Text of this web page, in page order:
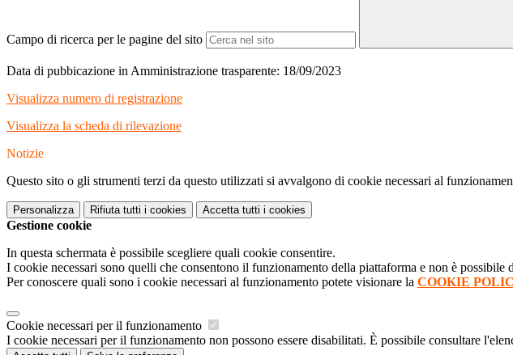
Campo di ricerca per le pagine del sito
Data di pubbicazione in Amministrazione trasparente: 18/09/2023
Visualizza numero di registrazione
Visualizza la scheda di rilevazione
Notizie
Questo sito o gli strumenti terzi da questo utilizzati si avvalgono di cookie necessari al
Personalizza Rifiuta tutti i cookies Accetta tutti i cookies
Gestione cookie
In questa schermata è possibile scegliere quali cookie consentire.
I cookie necessari sono quelli che consentono il funzionamento della piattaforma e non è possibile
Per conoscere quali sono i cookie necessari al funzionamento potete visionare la COOKIE
Cookie necessari per il funzionamento
I cookie necessari per il funzionamento non possono essere disabilitati. È possibile consultare